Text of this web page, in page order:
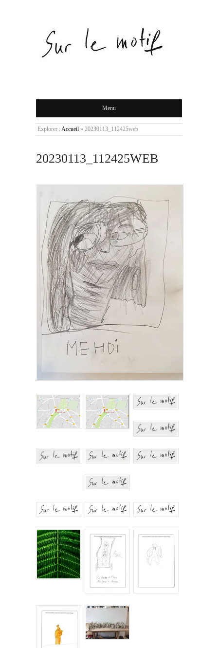
Menu
Explorer : Accueil » 20230113_112425web
20230113_112425WEB